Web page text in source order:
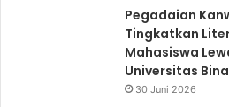
Pegadaian
Tingkatkan
Mahasiswa
Universitas
30 Juni 2026